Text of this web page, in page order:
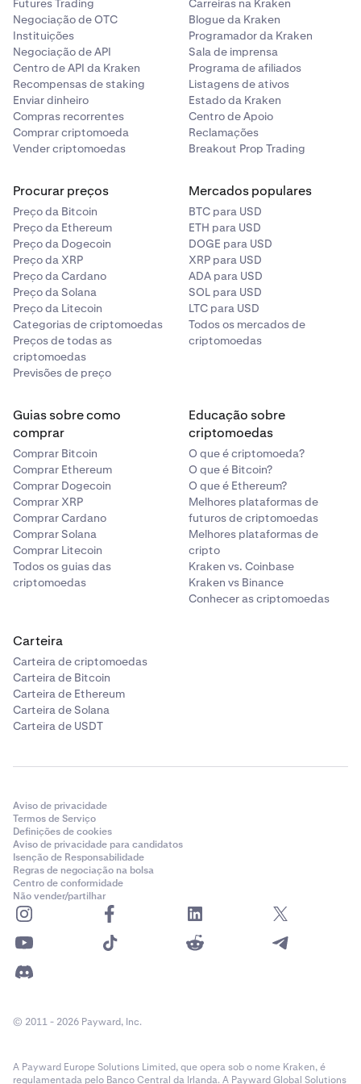
Pode verificar no
site do Osko, procurando o seu
banco ou instituição financeira.
•
Como posso garantir que meu depósito usa Osko?
Se o seu banco suportar Osko, este será
automaticamente ativado ao fazer um depósito.
Lembre-se de que alguns bancos têm limites diários
para o montante que pode ser transferido com Osko
seu banco para obter mais detalhes sobre os
respetivos limites.
•
Onde estão os meus detalhes de transferência
bancária Osko?
Quando quiser depositar AUD, selecione
Transferência bancária/Osko como método de
depósito e irá encontrar o nome da conta, o número
e o BSB para transferir.
Como faço para depositar AUD
ou entre em contato
com a nossaequipe de apoio 24 horas por dia, 7 dias
por semana.
PayID:o PayID é outro serviço de pagamento
instantâneo disponível para clientes da Kraken na
Austrália, o qual permite enviar AUD para um endereço
de e-mail.
Encontrará o seu endereço de e-mail PayID exclusivo
junto aos seus detalhes de transferência bancária Osko
ao selecionar Transferência bancária/Osko como o
consulte o nosso guia
por dia, 7 dias por semana.
Infelizmente, de momento não suportamos
levantamentos PayID, mas estamos a trabalhar nisso.
Futures Trading
Negociação de OTC
Instituições
Negociação de API
Centro de API da Kraken
Recompensas de staking
Enviar dinheiro
Compras recorrentes
Comprar criptomoeda
Vender criptomoedas
Carreiras na Kraken
Blogue da Kraken
Programador da Kraken
Sala de imprensa
Programa de afiliados
Listagens de ativos
Estado da Kraken
Centro de Apoio
Reclamações
Breakout Prop Trading
Procurar preços
Preço da Bitcoin
Preço da Ethereum
Preço da Dogecoin
Preço da XRP
Preço da Cardano
Preço da Solana
Preço da Litecoin
Categorias de criptomoedas
Preços de todas as
criptomoedas
Previsões de preço
Mercados populares
BTC para USD
ETH para USD
DOGE para USD
XRP para USD
ADA para USD
SOL para USD
LTC para USD
Todos os mercados de
criptomoedas
Guias sobre como
comprar
Comprar Bitcoin
Comprar Ethereum
Comprar Dogecoin
Comprar XRP
Comprar Cardano
Comprar Solana
Comprar Litecoin
Todos os guias das
criptomoedas
Educação sobre
criptomoedas
O que é criptomoeda?
O que é Bitcoin?
O que é Ethereum?
Melhores plataformas de
futuros de criptomoedas
Melhores plataformas de
cripto
Kraken vs. Coinbase
Kraken vs Binance
Conhecer as criptomoedas
Carteira
Carteira de criptomoedas
Carteira de Bitcoin
Carteira de Ethereum
Carteira de Solana
Carteira de USDT
Aviso de privacidade
Termos de Serviço
Definições de cookies
Aviso de privacidade para candidatos
Isenção de Responsabilidade
Regras de negociação na bolsa
Centro de conformidade
Não vender/partilhar
© 2011 - 2026 Payward, Inc.
A Payward Europe Solutions Limited, que opera sob o nome Kraken, é
regulamentada pelo Banco Central da Irlanda. A Payward Global Solutions